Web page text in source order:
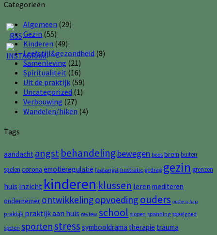
Categorieën
Algemeen (29)
Gezin (55)
Kinderen (49)
Leefstijl&gezondheid (8)
Samenleving (21)
Spiritualiteit (16)
Uit de praktijk (59)
Uncategorized (1)
Verbouwing (27)
Wandelen/hiken (4)
Tags
aandacht angst behandeling bewegen boos brein buiten
spelen corona emotieregulatie faalangst frustratie gedrag gezin grenzen
huis inzicht kinderen klussen leren mediteren
ondernemer ontwikkelingopvoeding ouders ouderschap
praktijk praktijk aan huis review school slopen spanning speelgoed
spelen sportenstress symbooldrama therapie trauma